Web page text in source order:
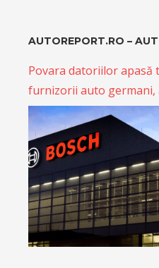
AUTOREPORT.RO –
Povara datoriilor apasă
furnizorii auto